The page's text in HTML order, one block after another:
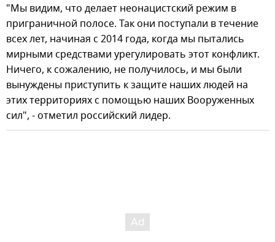
"Мы видим, что делает неонацистский режим в
приграничной полосе. Так они поступали в течение
всех лет, начиная с 2014 года, когда мы пытались
мирными средствами урегулировать этот конфликт.
Ничего, к сожалению, не получилось, и мы были
вынуждены приступить к защите наших людей на
этих территориях с помощью наших Вооруженных
сил", - отметил российский лидер.